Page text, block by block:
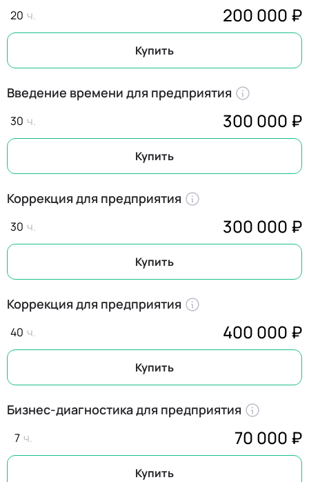
20 200 000 ₽
Купить
Введение времени для предприятия
30 300 000 ₽
Купить
Коррекция для предприятия
30 300 000 ₽
Купить
Коррекция для предприятия
40 400 000 ₽
Купить
Бизнес-диагностика для предприятия
7 70 000 ₽
Купить